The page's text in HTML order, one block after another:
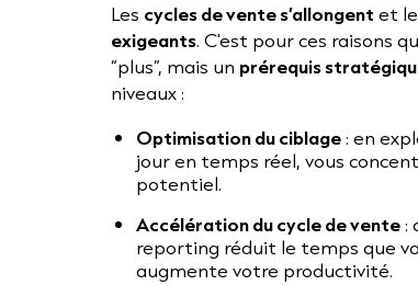
Les cycles de vente s’allongent et
exigeants. C'est pour ces raisons
“plus”, mais un prérequis
niveaux :
Optimisation du ciblage: en
jour en temps réel, vous
potentiel.
Accélération du cycle de vente:
reporting réduit le temps que
augmente votre productivité.